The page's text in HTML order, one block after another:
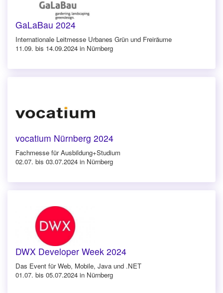
GaLaBau 2024
Internationale Leitmesse Urbanes Grün und Freiräume
11.09. bis 14.09.2024 in Nürnberg
vocatium Nürnberg 2024
Fachmesse für Ausbildung+Studium
02.07. bis 03.07.2024 in Nürnberg
DWX Developer Week 2024
Das Event für Web, Mobile, Java und .NET
01.07. bis 05.07.2024 in Nürnberg